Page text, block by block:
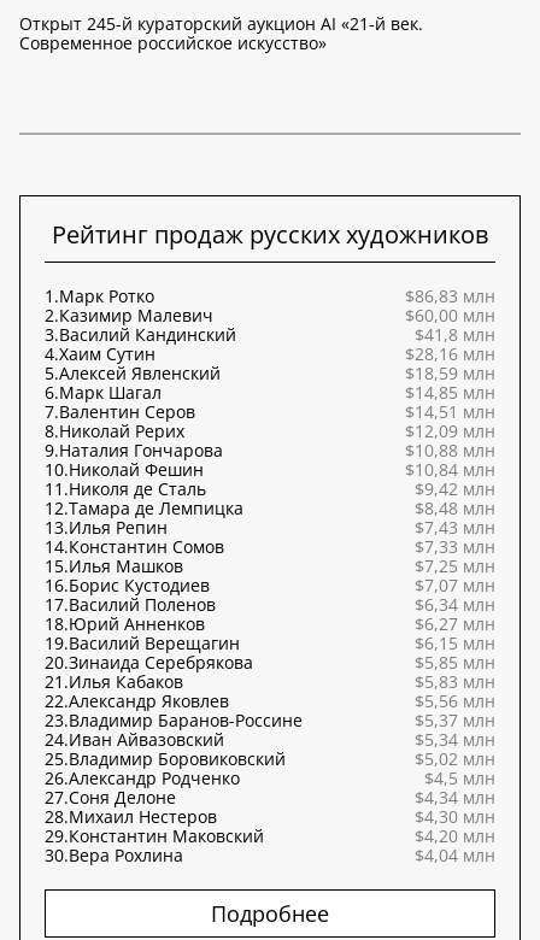
Открыт 245-й кураторский аукцион AI «21-й век.
Современное российское искусство»
Рейтинг продаж русских художников
1.Марк Ротко
$86,83 млн
2.Казимир Малевич
$60,00 млн
3.Василий Кандинский
$41,8 млн
4.Хаим Сутин
$28,16 млн
5.Алексей Явленский
$18,59 млн
6.Марк Шагал
$14,85 млн
7.Валентин Серов
$14,51 млн
8.Николай Рерих
$12,09 млн
9.Наталия Гончарова
$10,88 млн
10.Николай Фешин
$10,84 млн
11.Николя де Сталь
$9,42 млн
12.Тамара де Лемпицка
$8,48 млн
13.Илья Репин
$7,43 млн
14.Константин Сомов
$7,33 млн
15.Илья Машков
$7,25 млн
16.Борис Кустодиев
$7,07 млн
17.Василий Поленов
$6,34 млн
18.Юрий Анненков
$6,27 млн
19.Василий Верещагин
$6,15 млн
20.Зинаида Серебрякова
$5,85 млн
21.Илья Кабаков
$5,83 млн
22.Александр Яковлев
$5,56 млн
23.Владимир Баранов-Россине
$5,37 млн
24.Иван Айвазовский
$5,34 млн
25.Владимир Боровиковский
$5,02 млн
26.Александр Родченко
$4,5 млн
27.Соня Делоне
$4,34 млн
28.Михаил Нестеров
$4,30 млн
29.Константин Маковский
$4,20 млн
30.Вера Рохлина $4,04 млн
Подробнее